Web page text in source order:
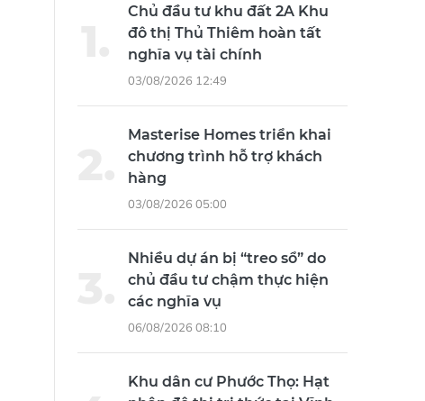
Chủ đầu tư khu đất 2A Khu
đô thị Thủ Thiêm hoàn tất
nghĩa vụ tài chính
03/08/2026 12:49
Masterise Homes triển khai
chương trình hỗ trợ khách
hàng
03/08/2026 05:00
Nhiều dự án bị “treo sổ” do
chủ đầu tư chậm thực hiện
các nghĩa vụ
06/08/2026 08:10
Khu dân cư Phước Thọ: Hạt